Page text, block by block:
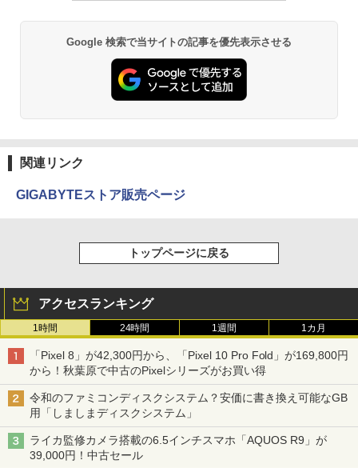
Google 検索で当サイトの記事を優先表示させる
関連リンク
GIGABYTEストア販売ページ
トップページに戻る
アクセスランキング
1時間 24時間 1週間 1カ月
「Pixel 8」が42,300円から、「Pixel 10 Pro Fold」が169,800円
から！秋葉原で中古のPixelシリーズがお買い得
令和のファミコンディスクシステム？安価に書き換え可能なGB
用「しましまディスクシステム」
ライカ監修カメラ搭載の6.5インチスマホ「AQUOS R9」が
39,000円！中古セール